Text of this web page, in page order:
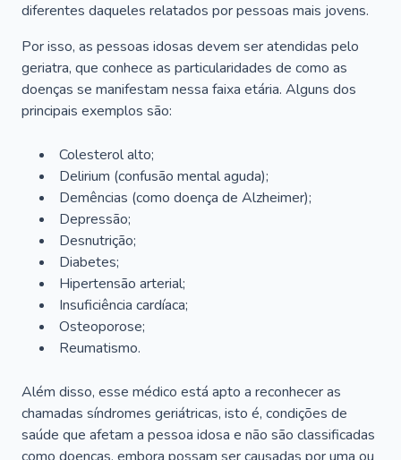
diferentes daqueles relatados por pessoas mais jovens.
Por isso, as pessoas idosas devem ser atendidas pelo
geriatra, que conhece as particularidades de como as
doenças se manifestam nessa faixa etária. Alguns dos
principais exemplos são:
Colesterol alto;
Delirium (confusão mental aguda);
Demências (como doença de Alzheimer);
Depressão;
Desnutrição;
Diabetes;
Hipertensão arterial;
Insuficiência cardíaca;
Osteoporose;
Reumatismo.
Além disso, esse médico está apto a reconhecer as
chamadas síndromes geriátricas, isto é, condições de
saúde que afetam a pessoa idosa e não são classificadas